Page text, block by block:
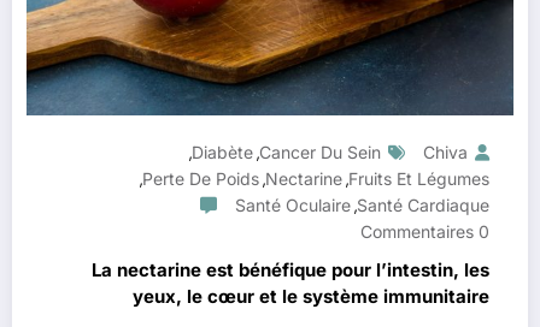
Chiva
Cancer Du Sein
,
Diabète
,
Fruits Et Légumes
,
Nectarine
,
Perte De Poids
,
Santé Cardiaque
,
Santé Oculaire
0 Commentaires
La nectarine est bénéfique pour l’intestin, les
yeux, le cœur et le système immunitaire